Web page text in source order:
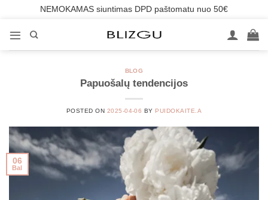
NEMOKAMAS siuntimas DPD paštomatu nuo 50€
content
BLOG
Papuošalų tendencijos
POSTED ON 2025-04-06 BY PUIDOKAITE.A
06
Bal